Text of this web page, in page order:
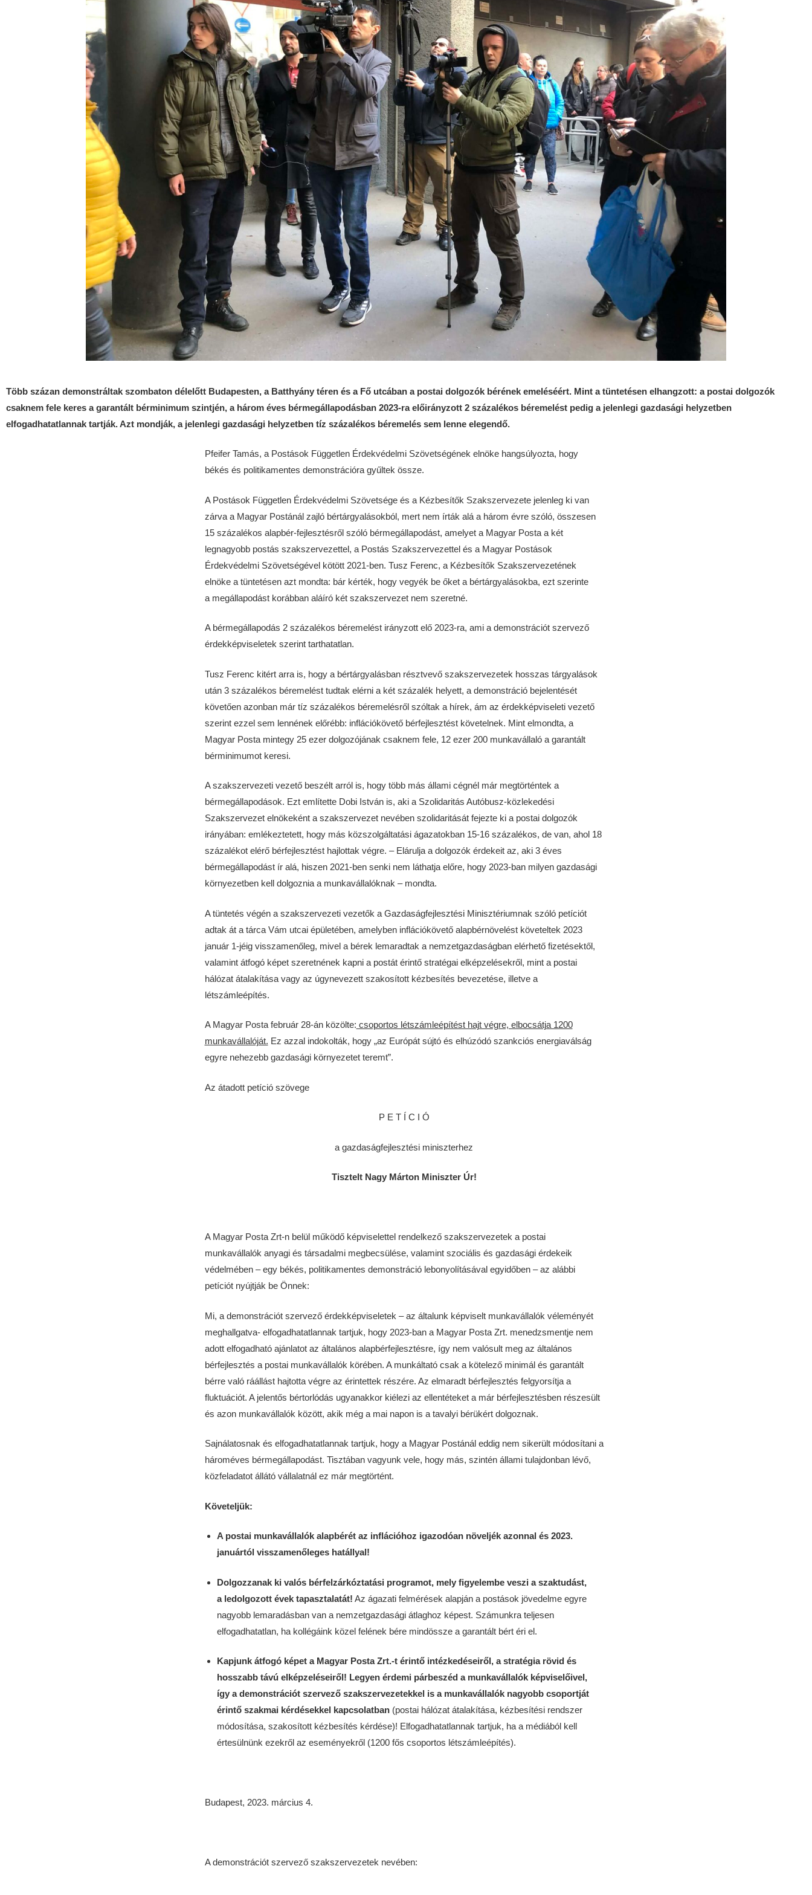
Több százan demonstráltak szombaton délelőtt Budapesten, a Batthyány téren és a Fő utcában a postai dolgozók bérének emeléséért. Mint a tüntetésen elhangzott: a postai dolgozók
csaknem fele keres a garantált bérminimum szintjén, a három éves bérmegállapodásban 2023-ra előirányzott 2 százalékos béremelést pedig a jelenlegi gazdasági helyzetben
elfogadhatatlannak tartják. Azt mondják, a jelenlegi gazdasági helyzetben tíz százalékos béremelés sem lenne elegendő.
Pfeifer Tamás, a Postások Független Érdekvédelmi Szövetségének elnöke hangsúlyozta, hogy
békés és politikamentes demonstrációra gyűltek össze.
A Postások Független Érdekvédelmi Szövetsége és a Kézbesítők Szakszervezete jelenleg ki van
zárva a Magyar Postánál zajló bértárgyalásokból, mert nem írták alá a három évre szóló, összesen
15 százalékos alapbér-fejlesztésről szóló bérmegállapodást, amelyet a Magyar Posta a két
legnagyobb postás szakszervezettel, a Postás Szakszervezettel és a Magyar Postások
Érdekvédelmi Szövetségével kötött 2021-ben. Tusz Ferenc, a Kézbesítők Szakszervezetének
elnöke a tüntetésen azt mondta: bár kérték, hogy vegyék be őket a bértárgyalásokba, ezt szerinte
a megállapodást korábban aláíró két szakszervezet nem szeretné.
A bérmegállapodás 2 százalékos béremelést irányzott elő 2023-ra, ami a demonstrációt szervező
érdekképviseletek szerint tarthatatlan.
Tusz Ferenc kitért arra is, hogy a bértárgyalásban résztvevő szakszervezetek hosszas tárgyalások
után 3 százalékos béremelést tudtak elérni a két százalék helyett, a demonstráció bejelentését
követően azonban már tíz százalékos béremelésről szóltak a hírek, ám az érdekképviseleti vezető
szerint ezzel sem lennének előrébb: inflációkövető bérfejlesztést követelnek. Mint elmondta, a
Magyar Posta mintegy 25 ezer dolgozójának csaknem fele, 12 ezer 200 munkavállaló a garantált
bérminimumot keresi.
A szakszervezeti vezető beszélt arról is, hogy több más állami cégnél már megtörténtek a
bérmegállapodások. Ezt említette Dobi István is, aki a Szolidaritás Autóbusz-közlekedési
Szakszervezet elnökeként a szakszervezet nevében szolidaritását fejezte ki a postai dolgozók
irányában: emlékeztetett, hogy más közszolgáltatási ágazatokban 15-16 százalékos, de van, ahol 18
százalékot elérő bérfejlesztést hajlottak végre. – Elárulja a dolgozók érdekeit az, aki 3 éves
bérmegállapodást ír alá, hiszen 2021-ben senki nem láthatja előre, hogy 2023-ban milyen gazdasági
környezetben kell dolgoznia a munkavállalóknak – mondta.
A tüntetés végén a szakszervezeti vezetők a Gazdaságfejlesztési Minisztériumnak szóló petíciót
adtak át a tárca Vám utcai épületében, amelyben inflációkövető alapbérnövelést követeltek 2023
január 1-jéig visszamenőleg, mivel a bérek lemaradtak a nemzetgazdaságban elérhető fizetésektől,
valamint átfogó képet szeretnének kapni a postát érintő stratégai elképzelésekről, mint a postai
hálózat átalakítása vagy az úgynevezett szakosított kézbesítés bevezetése, illetve a
létszámleépítés.
A Magyar Posta február 28-án közölte: csoportos létszámleépítést hajt végre, elbocsátja 1200
munkavállalóját. Ez azzal indokolták, hogy „az Európát sújtó és elhúzódó szankciós energiaválság
egyre nehezebb gazdasági környezetet teremt”.
Az átadott petíció szövege
P E T Í C I Ó
a gazdaságfejlesztési miniszterhez
Tisztelt Nagy Márton Miniszter Úr!
A Magyar Posta Zrt-n belül működő képviselettel rendelkező szakszervezetek a postai
munkavállalók anyagi és társadalmi megbecsülése, valamint szociális és gazdasági érdekeik
védelmében – egy békés, politikamentes demonstráció lebonyolításával egyidőben – az alábbi
petíciót nyújtják be Önnek:
Mi, a demonstrációt szervező érdekképviseletek – az általunk képviselt munkavállalók véleményét
meghallgatva- elfogadhatatlannak tartjuk, hogy 2023-ban a Magyar Posta Zrt. menedzsmentje nem
adott elfogadható ajánlatot az általános alapbérfejlesztésre, így nem valósult meg az általános
bérfejlesztés a postai munkavállalók körében. A munkáltató csak a kötelező minimál és garantált
bérre való ráállást hajtotta végre az érintettek részére. Az elmaradt bérfejlesztés felgyorsítja a
fluktuációt. A jelentős bértorlódás ugyanakkor kiélezi az ellentéteket a már bérfejlesztésben részesült
és azon munkavállalók között, akik még a mai napon is a tavalyi bérükért dolgoznak.
Sajnálatosnak és elfogadhatatlannak tartjuk, hogy a Magyar Postánál eddig nem sikerült módosítani a
hároméves bérmegállapodást. Tisztában vagyunk vele, hogy más, szintén állami tulajdonban lévő,
közfeladatot állátó vállalatnál ez már megtörtént.
Követeljük:
A postai munkavállalók alapbérét az inflációhoz igazodóan növeljék azonnal és 2023.
januártól visszamenőleges hatállyal!
Dolgozzanak ki valós bérfelzárkóztatási programot, mely figyelembe veszi a szaktudást,
a ledolgozott évek tapasztalatát! Az ágazati felmérések alapján a postások jövedelme egyre
nagyobb lemaradásban van a nemzetgazdasági átlaghoz képest. Számunkra teljesen
elfogadhatatlan, ha kollégáink közel felének bére mindössze a garantált bért éri el.
Kapjunk átfogó képet a Magyar Posta Zrt.-t érintő intézkedéseiről, a stratégia rövid és
hosszabb távú elképzeléseiről! Legyen érdemi párbeszéd a munkavállalók képviselőivel,
így a demonstrációt szervező szakszervezetekkel is a munkavállalók nagyobb csoportját
érintő szakmai kérdésekkel kapcsolatban(postai hálózat átalakítása, kézbesítési rendszer
módosítása, szakosított kézbesítés kérdése)! Elfogadhatatlannak tartjuk, ha a médiából kell
értesülnünk ezekről az eseményekről (1200 fős csoportos létszámleépítés).
Budapest, 2023. március 4.
A demonstrációt szervező szakszervezetek nevében: